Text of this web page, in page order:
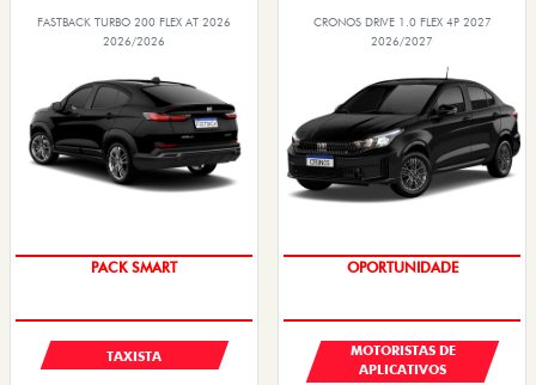
FASTBACK TURBO 200 FLEX AT 2026
2026/2026
PACK SMART
TAXISTA
CRONOS DRIVE 1.0 FLEX 4P 2027
2026/2027
OPORTUNIDADE
MOTORISTAS DE
APLICATIVOS